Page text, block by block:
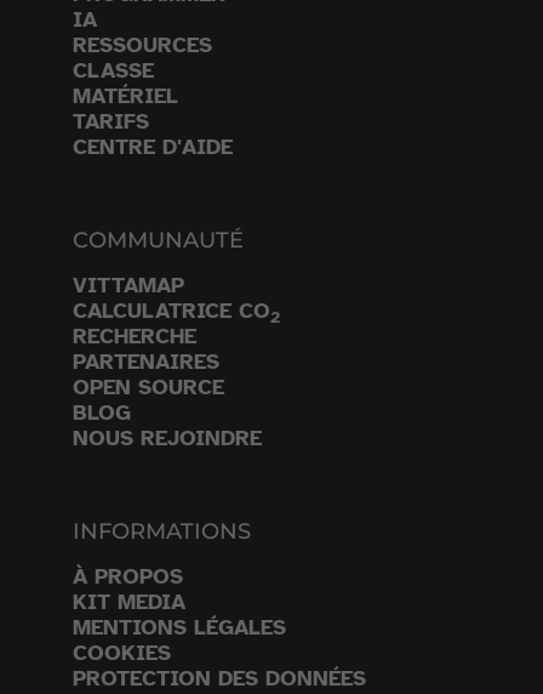
IA
RESSOURCES
CLASSE
MATÉRIEL
TARIFS
CENTRE D'AIDE
COMMUNAUTÉ
VITTAMAP
CALCULATRICE CO2
RECHERCHE
PARTENAIRES
OPEN SOURCE
BLOG
NOUS REJOINDRE
INFORMATIONS
À PROPOS
KIT MEDIA
MENTIONS LÉGALES
COOKIES
PROTECTION DES DONNÉES